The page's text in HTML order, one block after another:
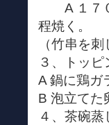
A １７０
程焼く。
（竹串を
３、トッピ
A 鍋に鶏ガ
B 泡立てた
４、茶碗蒸